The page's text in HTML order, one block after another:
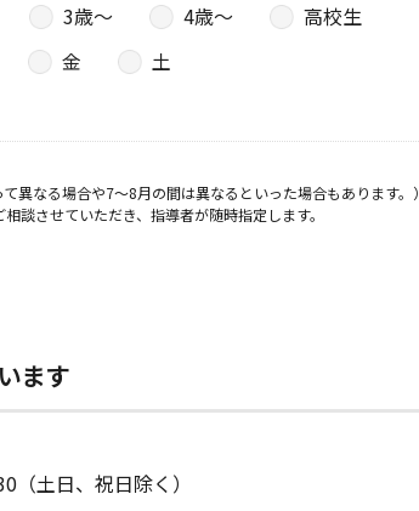
3歳〜 4歳〜
高校生
金
土
なる場合や7～8月の間は異なるといった場合もあります。）
談させていただき、指導者が随時指定します。
ます
（土日、祝日除く）